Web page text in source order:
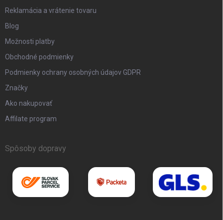
Reklamácia a vrátenie tovaru
Blog
Možnosti platby
Obchodné podmienky
Podmienky ochrany osobných údajov GDPR
Značky
Ako nakupovať
Affilate program
Spôsoby dopravy